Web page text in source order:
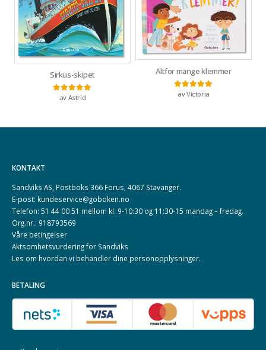
Sirkus-skipet
Vurdert5
av Astrid
Altfor mange klemmer
Vurdert5av 5
av Victoria
KONTAKT
Sandviks AS, Postboks 366 Forus, 4067 Stavanger.
E-post: kundeservice@goboken.no
Telefon: 51 44 00 51 mellom kl. 9-10:30 og 11:30-15 mandag – fredag.
Org.nr.: 918793569
Våre betingelser
Aktsomhetsvurdering for Sandviks
Les om hvordan vi behandler dine personopplysninger.
BETALING